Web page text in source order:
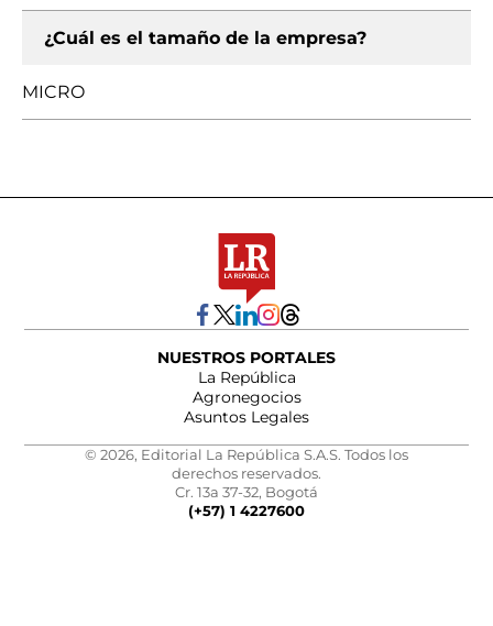
¿Cuál es el tamaño de la empresa?
MICRO
NUESTROS PORTALES
La República
Agronegocios
Asuntos Legales
© 2026, Editorial La República S.A.S. Todos los
derechos reservados.
Cr. 13a 37-32, Bogotá
(+57) 1 4227600